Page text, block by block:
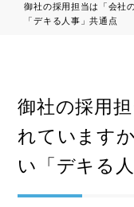
御社の採用担当は「会社
「デキる人事」共通点
御社の採用
れています
い「デキる